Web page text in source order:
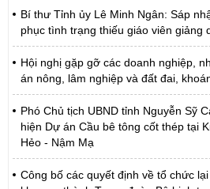
Bí thư Tỉnh ủy Lê Minh Ngân: Sáp
phục tình trạng thiếu giáo viên giảng
Hội nghị gặp gỡ các doanh nghiệp,
án nông, lâm nghiệp và đất đai,
Phó Chủ tịch UBND tỉnh Nguyễn Sỹ
hiện Dự án Cầu bê tông cốt thép tại
Hẻo - Nậm Mạ
Công bố các quyết định về tổ chức